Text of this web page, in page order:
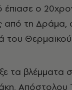
ο
από τη Δράμα,
τα βλέμματα
Απόστολου